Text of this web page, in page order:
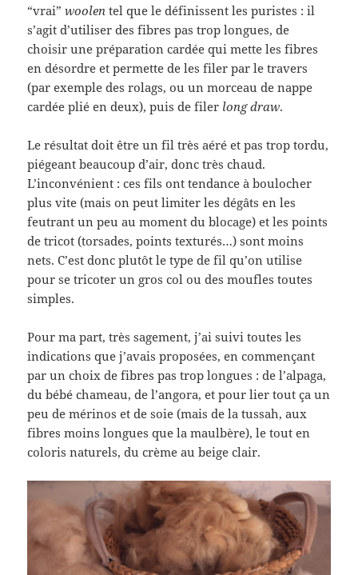
“vrai”woolen tel que le définissent les puristes : il
s’agit d’utiliser des fibres pas trop longues, de
choisir une préparation cardée qui mette les fibres
en désordre et permette de les filer par le travers
(par exemple des rolags, ou un morceau de nappe
cardée plié en deux), puis de filer long draw.
Le résultat doit être un fil très aéré et pas trop tordu,
piégeant beaucoup d’air, donc très chaud.
L’inconvénient : ces fils ont tendance à boulocher
plus vite (mais on peut limiter les dégâts en les
feutrant un peu au moment du blocage) et les points
de tricot (torsades, points texturés…) sont moins
nets. C’est donc plutôt le type de fil qu’on utilise
pour se tricoter un gros col ou des moufles toutes
simples.
Pour ma part, très sagement, j’ai suivi toutes les
indications que j’avais proposées, en commençant
par un choix de fibres pas trop longues : de l’alpaga,
du bébé chameau, de l’angora, et pour lier tout ça un
peu de mérinos et de soie (mais de la tussah, aux
fibres moins longues que la maulbère), le tout en
coloris naturels, du crème au beige clair.